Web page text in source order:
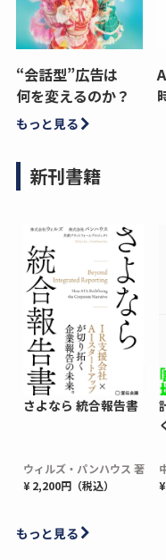
“会話型”広告は
何を変えるのか？
もっと見る
新刊書籍
さよなら 統合報告書
ウィルズ・パンハウス 著
¥ 2,200円（税込）
もっと見る